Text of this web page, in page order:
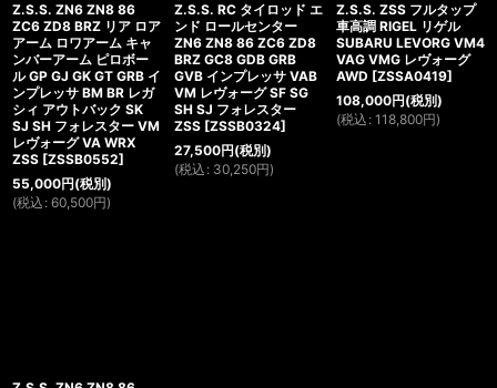
Z.S.S. ZN6 ZN8 86
ZC6 ZD8 BRZ リア ロア
アーム ロワアーム キャ
ンバーアーム ピロボー
ル GP GJ GK GT GRB イ
ンプレッサ BM BR レガ
シィ アウトバック SK
SJ SH フォレスター VM
レヴォーグ VA WRX
ZSS [ZSSB0552]
55,000円(税別)
(税込 : 60,500円)
Z.S.S. RC タイロッド エ
ンド ロールセンター
ZN6 ZN8 86 ZC6 ZD8
BRZ GC8 GDB GRB
GVB インプレッサ VAB
VM レヴォーグ SF SG
SH SJ フォレスター
ZSS [ZSSB0324]
27,500円(税別)
(税込 : 30,250円)
Z.S.S. ZSS フルタップ
車高調 RIGEL リゲル
SUBARU LEVORG VM4
VAG VMG レヴォーグ
AWD [ZSSA0419]
108,000円(税別)
(税込 : 118,800円)